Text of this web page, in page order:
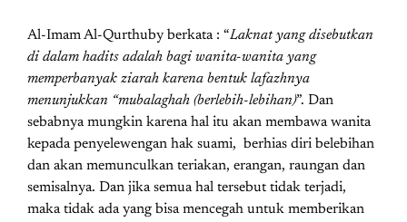
Al-Imam Al-Qurthuby berkata : “Laknat yang disebutkan
di dalam hadits adalah bagi wanita-wanita yang
memperbanyak ziarah karena bentuk lafazhnya
menunjukkan “mubalaghah (berlebih-lebihan)”. Dan
sebabnya mungkin karena hal itu akan membawa wanita
kepada penyelewengan hak suami, berhias diri belebihan
dan akan memunculkan teriakan, erangan, raungan dan
semisalnya. Dan jika semua hal tersebut tidak terjadi,
maka tidak ada yang bisa mencegah untuk memberikan